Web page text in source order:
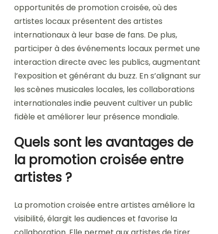
opportunités de promotion croisée, où des
artistes locaux présentent des artistes
internationaux à leur base de fans. De plus,
participer à des événements locaux permet une
interaction directe avec les publics, augmentant
l’exposition et générant du buzz. En s’alignant sur
les scènes musicales locales, les collaborations
internationales indie peuvent cultiver un public
fidèle et améliorer leur présence mondiale.
Quels sont les avantages de
la promotion croisée entre
artistes ?
La promotion croisée entre artistes améliore la
visibilité, élargit les audiences et favorise la